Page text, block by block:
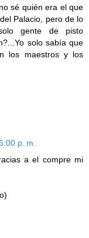
sé quién era el que
Palacio, pero de lo
gente de pisto
solo sabía que
los maestros y los
p. m.
a el compre mi